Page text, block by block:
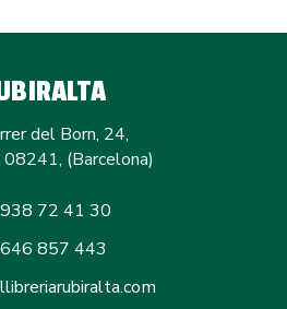
del Born, 24,
08241, (Barcelona)
938 72 41 30
646 857 443
llibreriarubiralta.com